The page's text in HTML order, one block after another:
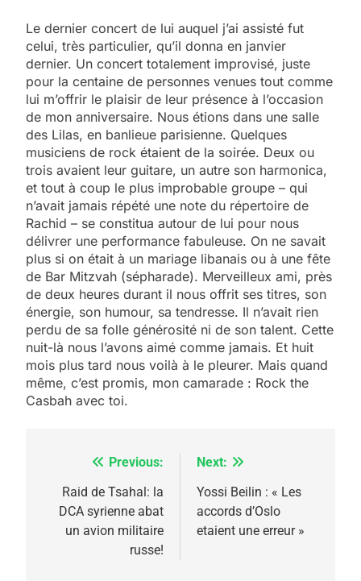
Le dernier concert de lui auquel j’ai assisté fut
celui, très particulier, qu’il donna en janvier
dernier. Un concert totalement improvisé, juste
pour la centaine de personnes venues tout comme
lui m’offrir le plaisir de leur présence à l’occasion
de mon anniversaire. Nous étions dans une salle
des Lilas, en banlieue parisienne. Quelques
musiciens de rock étaient de la soirée. Deux ou
trois avaient leur guitare, un autre son harmonica,
et tout à coup le plus improbable groupe – qui
n’avait jamais répété une note du répertoire de
Rachid – se constitua autour de lui pour nous
délivrer une performance fabuleuse. On ne savait
plus si on était à un mariage libanais ou à une fête
de Bar Mitzvah (sépharade). Merveilleux ami, près
de deux heures durant il nous offrit ses titres, son
énergie, son humour, sa tendresse. Il n’avait rien
perdu de sa folle générosité ni de son talent. Cette
nuit-là nous l’avons aimé comme jamais. Et huit
mois plus tard nous voilà à le pleurer. Mais quand
même, c’est promis, mon camarade : Rock the
Casbah avec toi.
Navigation
l’article
Previous:
Raid de Tsahal: la
DCA syrienne abat
un avion militaire
russe!
Next:
Yossi Beilin : « Les
accords d’Oslo
etaient une erreur »
2025, l’année la plus
meurtrière selon le
rapport d’ADL contre
ISRAÉL